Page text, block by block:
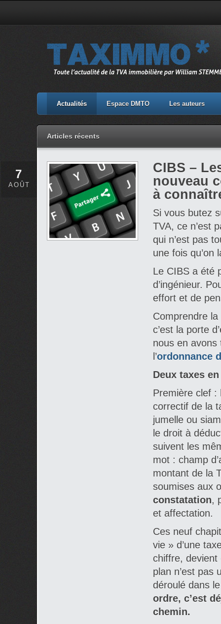
Actualités Espace DMTO Les auteurs
Articles récents
7
AOÛT
CIBS –
nouveau
à
Si vous butez
TVA, ce n’est
qui n’est pas
une fois qu’on
Le CIBS a été
d’ingénieur.
effort et de
Comprendre
c’est la porte
nous en avons
l’ordonnance
Deux taxes
Première clef :
correctif de la
jumelle ou
le droit à
suivent les
mot : champ
montant de la
soumises aux
constatation,
et affectation.
Ces neuf
vie » d’une
chiffre, devient
plan n’est pas
déroulé dans
ordre, c’est
chemin.